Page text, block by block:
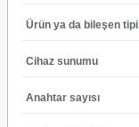
Ürün ya da bileşen tipi
Cihaz sunumu
Anahtar sayısı